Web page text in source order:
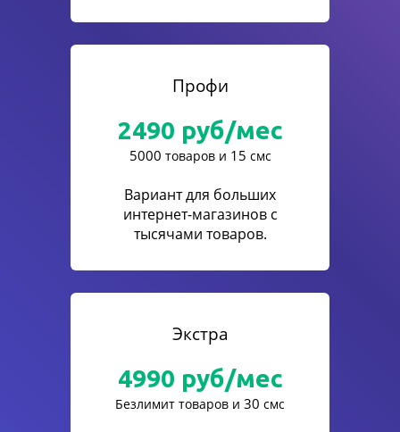
Профи
2490 руб/мес
5000 товаров и 15 смс
Вариант для больших
интернет-магазинов с
тысячами товаров.
Экстра
4990 руб/мес
Безлимит товаров и 30 смс